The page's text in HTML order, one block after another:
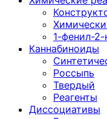
1-фенил-
Каннабиноиды
Россыпь
Твердый
Реагенты
Диссоциативы